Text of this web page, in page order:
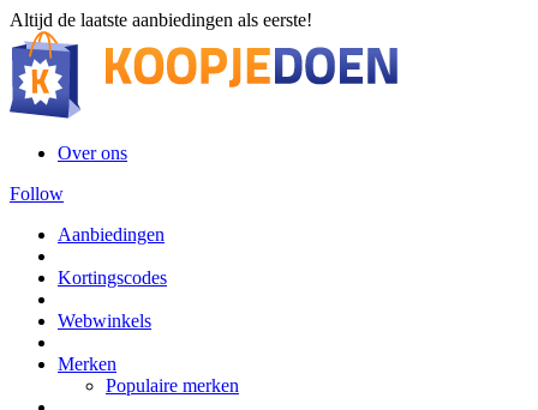
Altijd de laatste aanbiedingen als eerste!
Over ons
Follow
Aanbiedingen
Kortingscodes
Webwinkels
Merken
Populaire merken